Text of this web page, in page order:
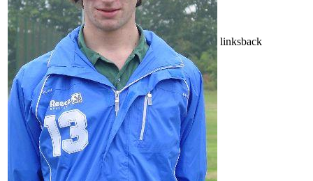
linksback